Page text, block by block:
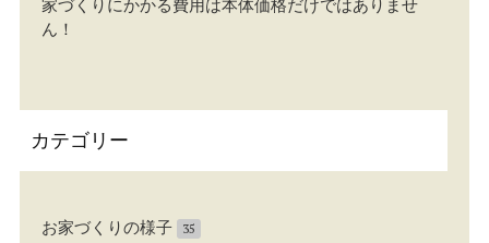
家づくりにかかる費用は本体価格だけではありませ
ん！
カテゴリー
お家づくりの様子エ35 件